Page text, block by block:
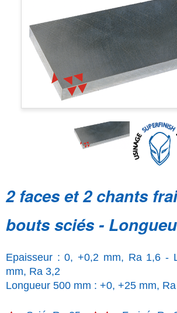
2 faces et 2 chants
bouts sciés -
Epaisseur : 0, +0,2 mm, Ra 1,6 -
mm, Ra 3,2
Longueur 500 mm : +0, +25 mm,